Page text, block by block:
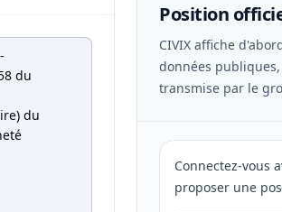
du
du
Position
CIVIX affiche
données
transmise par le
Connectez-vous
proposer une